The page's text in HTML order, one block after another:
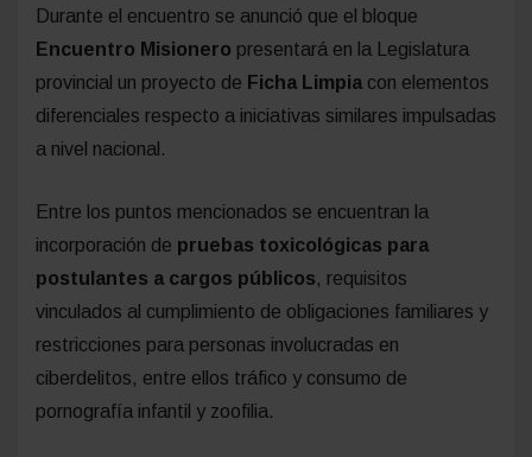
Durante el encuentro se anunció que el bloque
Encuentro Misionero presentará en la Legislatura
provincial un proyecto de Ficha Limpia con elementos
diferenciales respecto a iniciativas similares impulsadas
a nivel nacional.
Entre los puntos mencionados se encuentran la
incorporación de pruebas toxicológicas para
postulantes a cargos públicos, requisitos
vinculados al cumplimiento de obligaciones familiares y
restricciones para personas involucradas en
ciberdelitos, entre ellos tráfico y consumo de
pornografía infantil y zoofilia.